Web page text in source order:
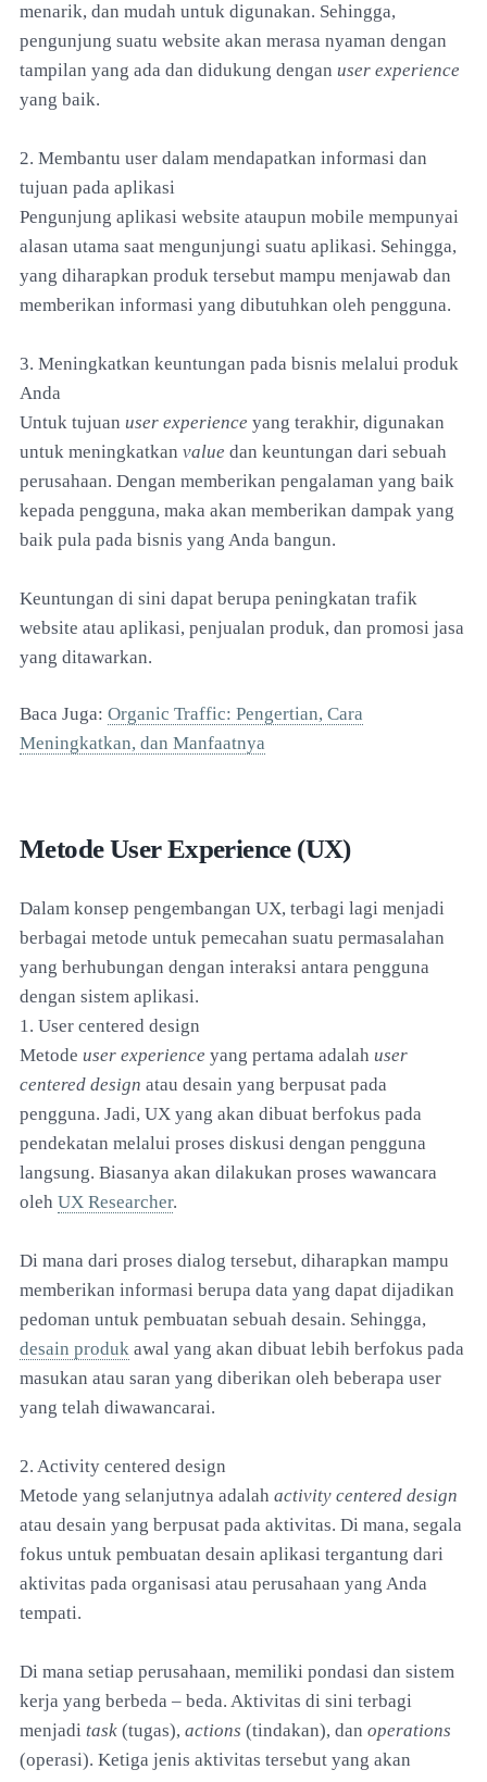
menarik, dan mudah untuk digunakan. Sehingga,
pengunjung suatu website akan merasa nyaman dengan
tampilan yang ada dan didukung dengan user experience
yang baik.
2. Membantu user dalam mendapatkan informasi dan
tujuan pada aplikasi
Pengunjung aplikasi website ataupun mobile mempunyai
alasan utama saat mengunjungi suatu aplikasi. Sehingga,
yang diharapkan produk tersebut mampu menjawab dan
memberikan informasi yang dibutuhkan oleh pengguna.
3. Meningkatkan keuntungan pada bisnis melalui produk
Anda
Untuk tujuan user experience yang terakhir, digunakan
untuk meningkatkan value dan keuntungan dari sebuah
perusahaan. Dengan memberikan pengalaman yang baik
kepada pengguna, maka akan memberikan dampak yang
baik pula pada bisnis yang Anda bangun.
Keuntungan di sini dapat berupa peningkatan trafik
website atau aplikasi, penjualan produk, dan promosi jasa
yang ditawarkan.
Baca Juga: Organic Traffic: Pengertian, Cara
Meningkatkan, dan Manfaatnya
Metode User Experience (UX)
Dalam konsep pengembangan UX, terbagi lagi menjadi
berbagai metode untuk pemecahan suatu permasalahan
yang berhubungan dengan interaksi antara pengguna
dengan sistem aplikasi.
1. User centered design
Metode user experience yang pertama adalah user
centered design atau desain yang berpusat pada
pengguna. Jadi, UX yang akan dibuat berfokus pada
pendekatan melalui proses diskusi dengan pengguna
langsung. Biasanya akan dilakukan proses wawancara
oleh UX Researcher.
Di mana dari proses dialog tersebut, diharapkan mampu
memberikan informasi berupa data yang dapat dijadikan
pedoman untuk pembuatan sebuah desain. Sehingga,
desain produk awal yang akan dibuat lebih berfokus pada
masukan atau saran yang diberikan oleh beberapa user
yang telah diwawancarai.
2. Activity centered design
Metode yang selanjutnya adalah activity centered design
atau desain yang berpusat pada aktivitas. Di mana, segala
fokus untuk pembuatan desain aplikasi tergantung dari
aktivitas pada organisasi atau perusahaan yang Anda
tempati.
Di mana setiap perusahaan, memiliki pondasi dan sistem
kerja yang berbeda – beda. Aktivitas di sini terbagi
menjadi task (tugas), actions (tindakan), dan operations
(operasi). Ketiga jenis aktivitas tersebut yang akan